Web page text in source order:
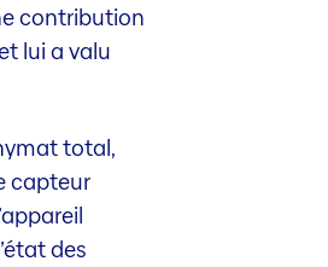
contribution
lui a valu
total,
capteur
des